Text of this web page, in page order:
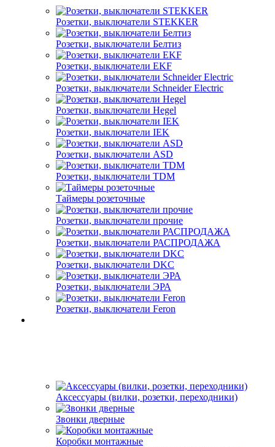
Розетки, выключатели STEKKER
Розетки, выключатели Белтиз
Розетки, выключатели EKF
Розетки, выключатели Schneider Electric
Розетки, выключатели Hegel
Розетки, выключатели IEK
Розетки, выключатели ASD
Розетки, выключатели TDM
Таймеры розеточные
Розетки, выключатели прочие
Розетки, выключатели РАСПРОДАЖА
Розетки, выключатели DKC
Розетки, выключатели ЭРА
Розетки, выключатели Feron
Аксессуары (вилки, розетки, переходники)
Звонки дверные
Коробки монтажные